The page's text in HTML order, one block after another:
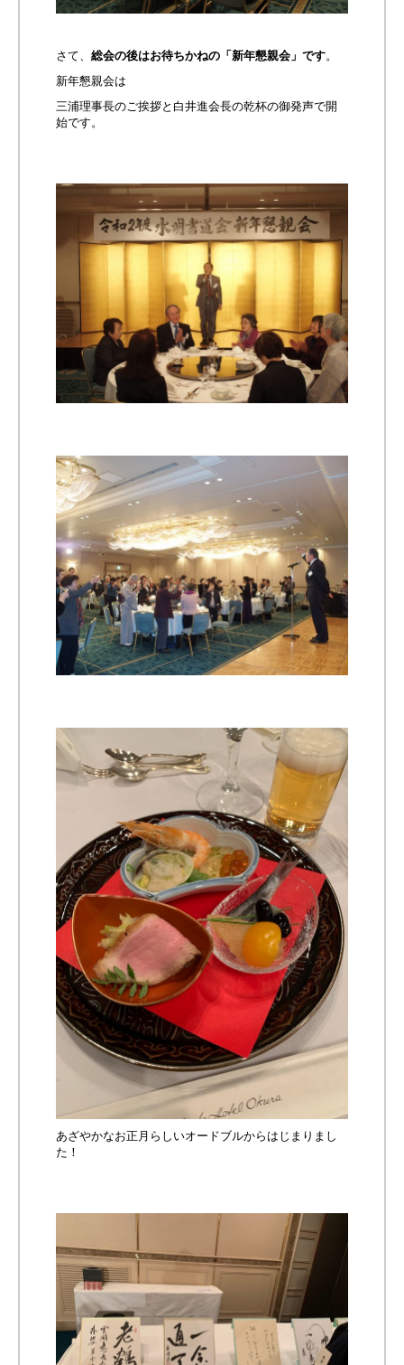
さて、 総会の後はお待ちかねの「新年懇親会」です。
新年懇親会は
三浦理事長のご挨拶と白井進会長の乾杯の御発声で開
始です。
あざやかなお正月らしいオードブルからはじまりまし
た！